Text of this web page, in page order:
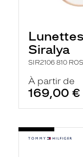
Siralya
SIR2106 810
À partir de
169,00 €